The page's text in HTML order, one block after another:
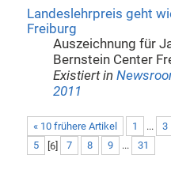
Landeslehrpreis geht
Freiburg
Auszeichnung für
Bernstein Center
Existiert in
2011
« 10 frühere Artikel 1 ... 3
5
[6] 7 8 9 ... 31